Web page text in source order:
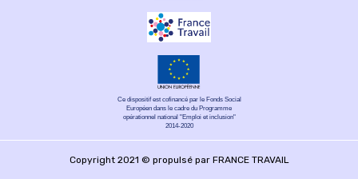
Ce dispositif est cofinancé par le Fonds Social
Européen dans le cadre du Programme
opérationnel national "Emploi et inclusion"
2014-2020
Copyright 2021 © propulsé par FRANCE TRAVAIL